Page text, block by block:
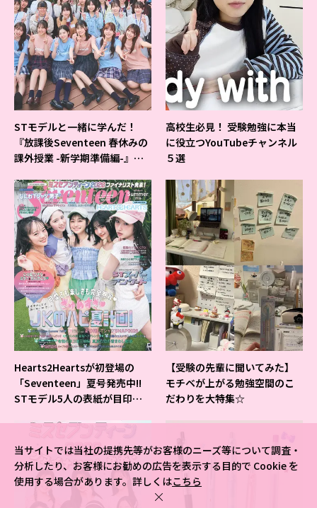
STモデルと一緒に学んだ！
『放課後Seventeen 春休みの
課外授業 -新学期準備編-』イ
高校生必見！ 受験勉強に本当
に役立つYouTubeチャンネル
５選
Hearts2Heartsが初登場の
「Seventeen」夏号発売中!!
STモデル5人の表紙が目印だ
【受験の先輩に聞いてみた】
モチベが上がる勉強空間のこ
だわりを大特集☆
当サイトでは当社の提携先等がお客様のニーズ等について調査・
分析したり、お客様にお勧めの広告を表示する目的で Cookie を
使用する場合があります。詳しくはこちら